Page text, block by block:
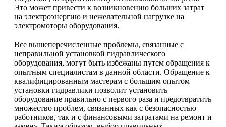
Это может привести к возникновению больших затрат
на электроэнергию и нежелательной нагрузке на
электромоторы оборудования.
Все вышеперечисленные проблемы, связанные с
неправильной установкой гидравлического
оборудования, могут быть избежаны путем обращения к
опытным специалистам в данной области. Обращение к
квалифицированным мастерам с большим опытом
установки гидравлики позволит установить
оборудование правильно с первого раза и предотвратить
множество проблем, связанных как с безопасностью
работников, так и с финансовыми затратами на ремонт и